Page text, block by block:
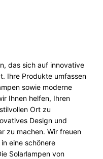
das sich auf innovative
Ihre Produkte umfassen
sowie moderne
Ihnen helfen, Ihren
Ort zu
Design und
zu machen. Wir freuen
eine schönere
Solarlampen von